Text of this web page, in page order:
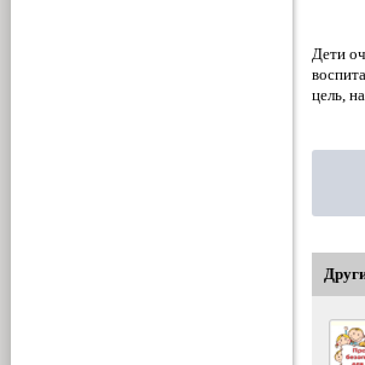
Дети
цель,